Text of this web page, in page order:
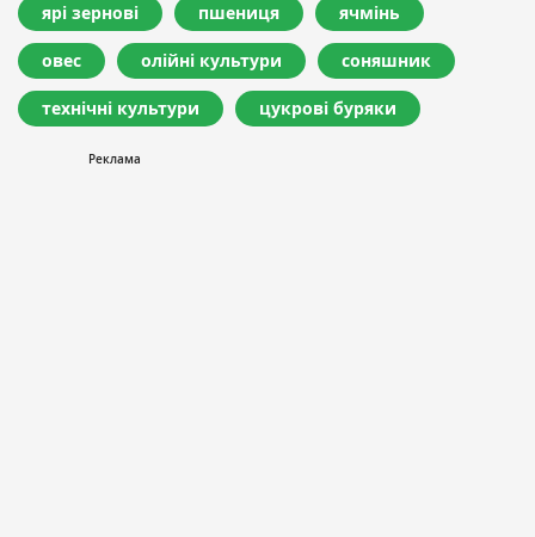
ярі зернові пшениця ячмінь
овес олійні культури соняшник
технічні культури цукрові буряки